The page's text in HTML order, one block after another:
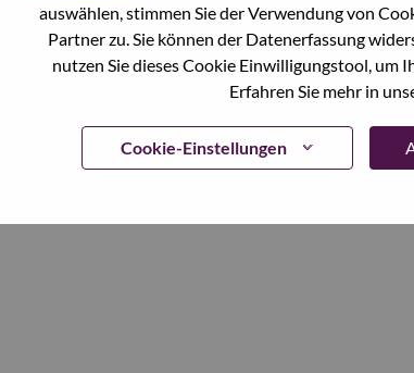
auswählen, stimmen Sie der Verwendung von
Partner zu. Sie können der Datenerfassung
nutzen Sie dieses Cookie Einwilligungstool, um
Erfahren Sie mehr in
Cookie-Einstellungen